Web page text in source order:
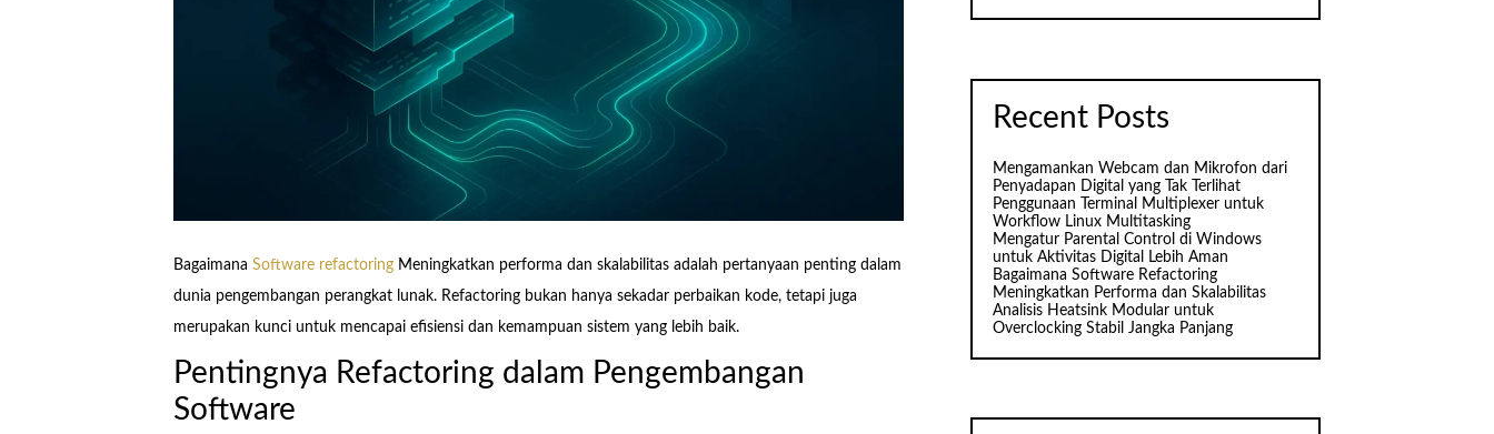
Bagaimana Software refactoringMeningkatkan performa dan skalabilitas adalah pertanyaan penting dalam
dunia pengembangan perangkat lunak. Refactoring bukan hanya sekadar perbaikan kode, tetapi juga
merupakan kunci untuk mencapai efisiensi dan kemampuan sistem yang lebih baik.
Pentingnya Refactoring dalam Pengembangan
Software
Recent Posts
Mengamankan Webcam dan Mikrofon dari
Penyadapan Digital yang Tak Terlihat
Penggunaan Terminal Multiplexer untuk
Workflow Linux Multitasking
Mengatur Parental Control di Windows
untuk Aktivitas Digital Lebih Aman
Bagaimana Software Refactoring
Meningkatkan Performa dan Skalabilitas
Analisis Heatsink Modular untuk
Overclocking Stabil Jangka Panjang